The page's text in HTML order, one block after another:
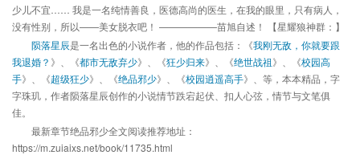
少儿不宜…… 我是一名纯情善良，医德高尚的医生，在我的眼里，只有病人，
没有性别，所以——美女脱衣吧！ ——————苗旭自述！ 【星耀狼神群：】
陨落星辰是一名出色的小说作者，他的作品包括：《我刚无敌，你就要跟
我退婚？ 》、《都市无敌弃少》、《狂少归来》、《绝世战祖》、《校园高
手》、《超级狂少》、《绝品邪少》、《校园逍遥高手》、等，本本精品，字
字珠玑，作者陨落星辰创作的小说情节跌宕起伏、扣人心弦，情节与文笔俱
佳。
最新章节绝品邪少全文阅读推荐地址：
https://m.zuiaixs.net/book/11735.html